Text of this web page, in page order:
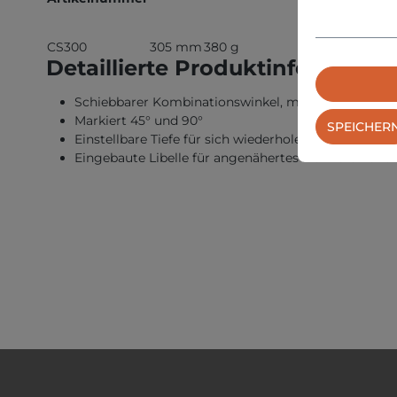
CS300 305 mm380 g
Detaillierte
Schiebbarer Kombinationswinkel, metrisch und Zoll
Markiert 45° und 90°
Einstellbare Tiefe für sich wiederholende
Eingebaute Libelle für angenähertes Markieren und